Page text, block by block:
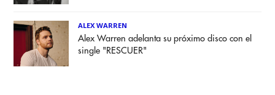
ALEX WARREN
Alex Warren adelanta su próximo disco con el
single "RESCUER"